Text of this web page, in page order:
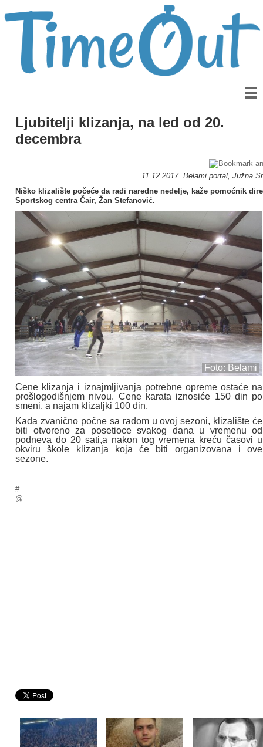
Ljubitelji klizanja, na led od 20.
decembra
11.12.2017. Belami portal, Južna
Niško klizalište počeće da radi naredne nedelje, kaže pomoćnik
Sportskog centra Čair, Žan Stefanović.
Foto: Belami
Cene klizanja i iznajmljivanja potrebne opreme ostaće na
prošlogodišnjem nivou. Cene karata iznosiće 150 din po
smeni, a najam klizaljki 100 din.
Kada zvanično počne sa radom u ovoj sezoni, klizalište će
biti otvoreno za posetioce svakog dana u vremenu od
podneva do 20 sati,a nakon tog vremena kreću časovi u
okviru škole klizanja koja će biti organizovana i ove
sezone.
#
@